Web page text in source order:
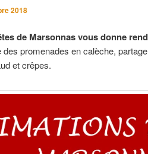
2018
de Marsonnas vous donne
promenades en calèche,
et crêpes.